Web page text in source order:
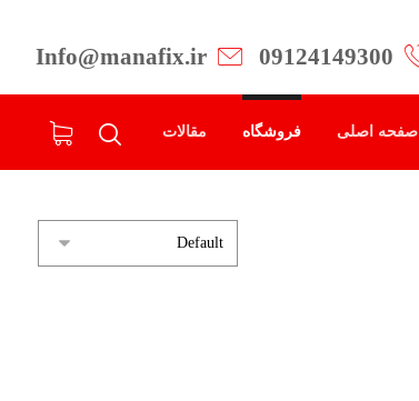
Info@manafix.ir 09124149300
صفحه اصلی فروشگاه مقالات